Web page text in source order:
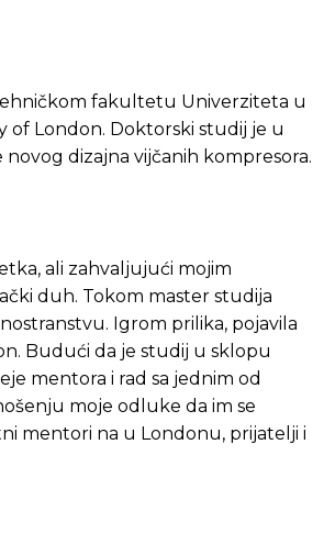
fakultetu Univerziteta u
of London. Doktorski studij je u
novog dizajna vijčanih kompresora.
ali zahvaljujući mojim
duh. Tokom master studija
Igrom prilika, pojavila
Budući da je studij u sklopu
mentora i rad sa jednim od
moje odluke da im se
mentori na u Londonu, prijatelji i